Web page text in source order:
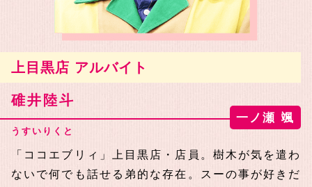
上目黒店 アルバイト
碓井陸斗
うすいりくと
一ノ瀬 颯
「ココエブリィ」上目黒店・店員。樹木が気を遣わ
ないで何でも話せる弟的な存在。スーの事が好きだ